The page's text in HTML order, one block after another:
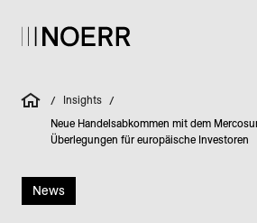
/ Insights /
Neue Handelsabkommen mit dem
Überlegungen für europäische Investoren
News